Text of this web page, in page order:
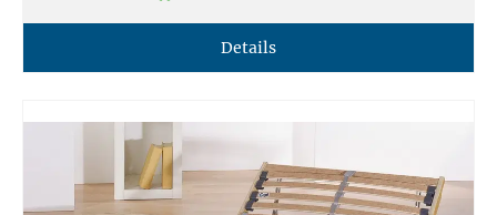
Details